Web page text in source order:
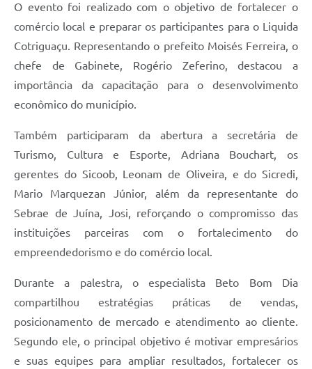
Jornal
Agenda
SIC
Diário Oficial
O evento foi realizado com o objetivo de fortalecer o
comércio local e preparar os participantes para o Liquida
Cotriguaçu. Representando o prefeito Moisés Ferreira, o
chefe de Gabinete, Rogério Zeferino, destacou a
importância da capacitação para o desenvolvimento
econômico do município.
Também participaram da abertura a secretária de
Turismo, Cultura e Esporte, Adriana Bouchart, os
gerentes do Sicoob, Leonam de Oliveira, e do Sicredi,
Mario Marquezan Júnior, além da representante do
Sebrae de Juína, Josi, reforçando o compromisso das
instituições parceiras com o fortalecimento do
empreendedorismo e do comércio local.
Durante a palestra, o especialista Beto Bom Dia
compartilhou estratégias práticas de vendas,
posicionamento de mercado e atendimento ao cliente.
Segundo ele, o principal objetivo é motivar empresários
e suas equipes para ampliar resultados, fortalecer os